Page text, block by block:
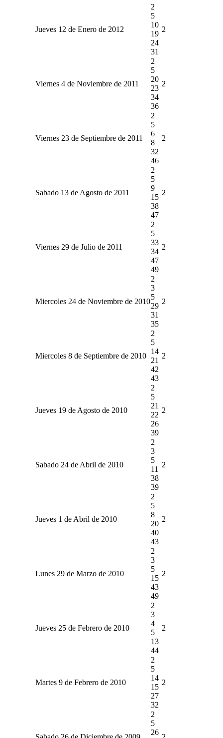
Jueves 12 de Enero de 2012
2
5
10
19
24
31
2
Viernes 4 de Noviembre de 2011
2
5
20
23
34
36
2
Viernes 23 de Septiembre de 2011
2
5
6
8
32
46
2
Sabado 13 de Agosto de 2011
2
5
9
15
38
47
2
Viernes 29 de Julio de 2011
2
5
33
34
47
49
2
Miercoles 24 de Noviembre de 2010
2
3
5
29
31
35
2
Miercoles 8 de Septiembre de 2010
2
5
14
21
42
43
2
Jueves 19 de Agosto de 2010
2
5
21
22
26
39
2
Sabado 24 de Abril de 2010
2
3
5
11
38
39
2
Jueves 1 de Abril de 2010
2
5
8
20
40
43
2
Lunes 29 de Marzo de 2010
2
3
5
15
43
49
2
Jueves 25 de Febrero de 2010
2
3
4
5
13
44
2
Martes 9 de Febrero de 2010
2
5
14
15
27
32
2
2
5
26